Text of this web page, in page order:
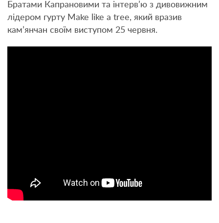
Братами Капрановими та інтерв’ю з дивовижним
лідером гурту Make like a tree, який вразив
кам’янчан своїм виступом 25 червня.